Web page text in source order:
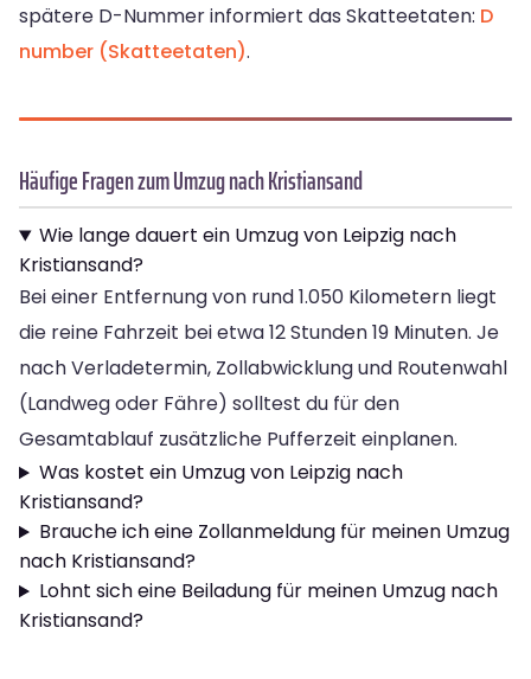
spätere D-Nummer informiert das Skatteetaten: D
number (Skatteetaten).
Häufige Fragen zum Umzug nach Kristiansand
Wie lange dauert ein Umzug von Leipzig nach
Kristiansand?
Bei einer Entfernung von rund 1.050 Kilometern liegt
die reine Fahrzeit bei etwa 12 Stunden 19 Minuten. Je
nach Verladetermin, Zollabwicklung und Routenwahl
(Landweg oder Fähre) solltest du für den
Gesamtablauf zusätzliche Pufferzeit einplanen.
Was kostet ein Umzug von Leipzig nach
Kristiansand?
Brauche ich eine Zollanmeldung für meinen Umzug
nach Kristiansand?
Lohnt sich eine Beiladung für meinen Umzug nach
Kristiansand?